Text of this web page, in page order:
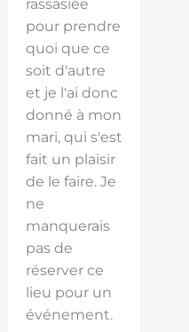
rassasiée
pour prendre
quoi que ce
soit d'autre
et je l'ai donc
donné à mon
mari, qui s'est
fait un plaisir
de le faire. Je
ne
manquerais
pas de
réserver ce
lieu pour un
événement.